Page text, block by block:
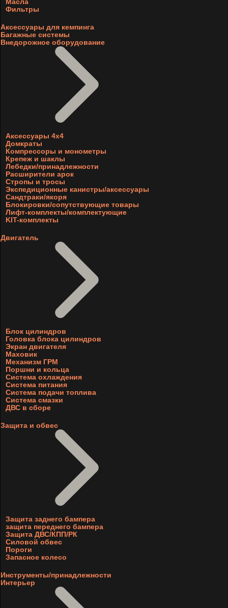
Фильтры
Аксессуары для кемпинга
Багажные системы
Внедорожное оборудование
Аксессуары 4х4
Домкраты
Компрессоры и монометры
Крепеж и шаклы
Лебедки/принадлежности
Расширители арок
Стропы и тросы
Экспедиционные канистры/аксессуары
Сандтраки/якоря
Блокировки/сопутствующие товары
Лифт-комплекты/комплектующие
KIT-комплекты
Двигатель
Блок цилиндров
Головка блока цилиндров
Экран двигателя
Маховик
Механизм ГРМ
Поршни и кольца
Система охлаждения
Система питания
Система подачи топлива
Система смазки
ДВС в сборе
Защита и обвес
Защита заднего бампера
защита переднего бампера
Защита ДВС/КПП/РК
Силовой обвес
Пороги
Запасное колесо
Инструменты/принадлежности
Интерьер